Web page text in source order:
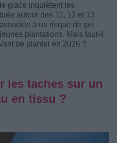
glace inquiètent les
autour des 11, 12 et 13
à un risque de gel
plantations. Mais faut-il
de planter en 2026 ?
les taches sur un
en tissu ?